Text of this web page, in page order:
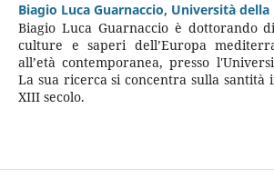
Biagio Luca Guarnaccio, Università della
Biagio Luca Guarnaccio è dottorando
culture e saperi dell’Europa
all’età contemporanea, presso
La sua ricerca si concentra sulla santità
XIII secolo.